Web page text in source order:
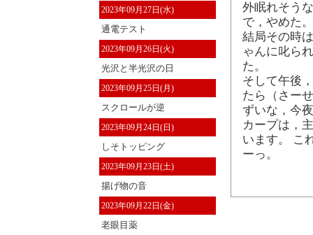
2023年09月27日(水)
通電テスト
2023年09月26日(火)
光沢と半光沢の日
2023年09月25日(月)
スクロールが逆
2023年09月24日(日)
しそトッピング
2023年09月23日(土)
揚げ物の音
2023年09月22日(金)
老眼目薬
外眠れそう
で，やめた。
結局その時
ゃんに叱ら
た。
そして午後
たら（さー
ずいな，今
カープは，
います。 こ
ーっ。